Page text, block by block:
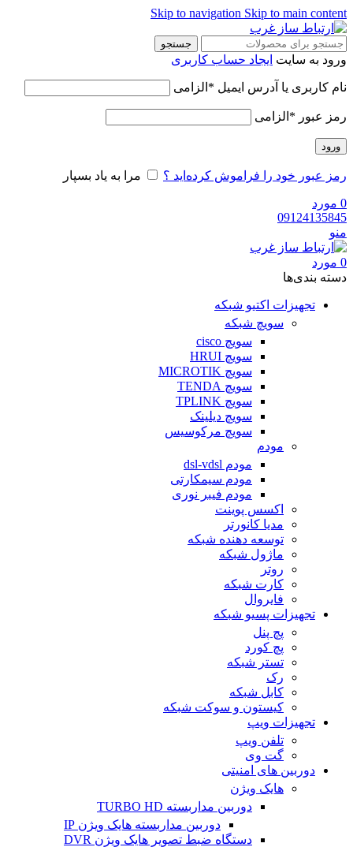
Skip to navigation Skip to main content
جستجو
ورود به سایت ایجاد حساب کاربری
نام کاربری یا آدرس ایمیل * الزامی
رمز عبور * الزامی
ورود
رمز عبور خود را فراموش کرده‌اید ؟ مرا به یاد بسپار
0 مورد
09124135845
منو
0 مورد
دسته‌ بندی‌ها
تجهیزات اکتیو شبکه
سویچ شبکه
سویچ cisco
سویچ HRUI
سویچ MICROTIK
سویچ TENDA
سویچ TPLINK
سویچ دیلینک
سویچ مرکوسیس
مودم
مودم dsl-vdsl
مودم سیمکارتی
مودم فیبر نوری
اکسس پوینت
مدیا کانورتر
توسعه دهنده شبکه
ماژول شبکه
روتر
کارت شبکه
فایروال
تجهیزات پسیو شبکه
پچ پنل
پچ کورد
تستر شبکه
رک
کابل شبکه
کیستون و سوکت شبکه
تجهیزات ویپ
تلفن ویپ
گت وی
دوربین های امنیتی
هایک ویژن
دوربین مداربسته TURBO HD
دوربین مداربسته هایک ویژن IP
دستگاه ضبط تصویر هایک ویژن DVR